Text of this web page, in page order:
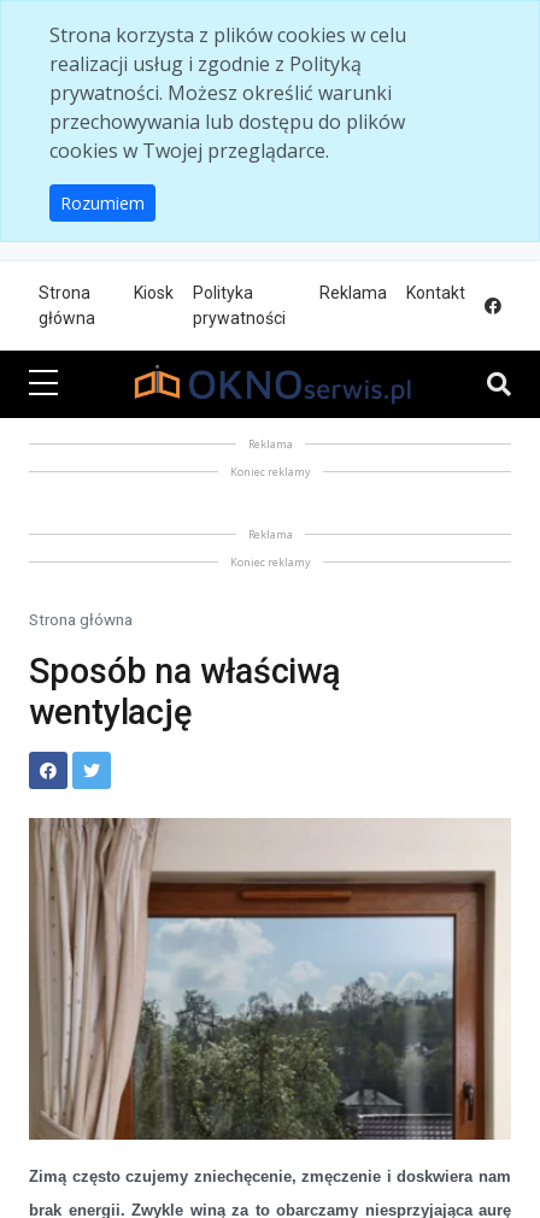
Strona korzysta z plików cookies w celu
realizacji usług i zgodnie z Polityką
prywatności. Możesz określić warunki
przechowywania lub dostępu do plików
cookies w Twojej przeglądarce.
Rozumiem
Strona
główna
Kiosk
Polityka
prywatności
Reklama Kontakt
Reklama
Koniec reklamy
Reklama
Koniec reklamy
Strona główna
Sposób na właściwą
wentylację
Zimą często czujemy zniechęcenie, zmęczenie i doskwiera nam
brak energii. Zwykle winą za to obarczamy niesprzyjająca aurę